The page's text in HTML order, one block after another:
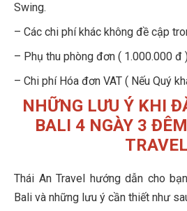
Swing.
– Các chi phí khác không đề cập
– Phụ thu phòng đơn ( 1.000.000 đ
– Chi phí Hóa đơn VAT ( Nếu Quý
NHỮNG LƯU Ý KHI
BALI 4 NGÀY 3 ĐÊM
TRAVEL
Thái An Travel hướng dẫn cho
Bali và những lưu ý cần thiết như